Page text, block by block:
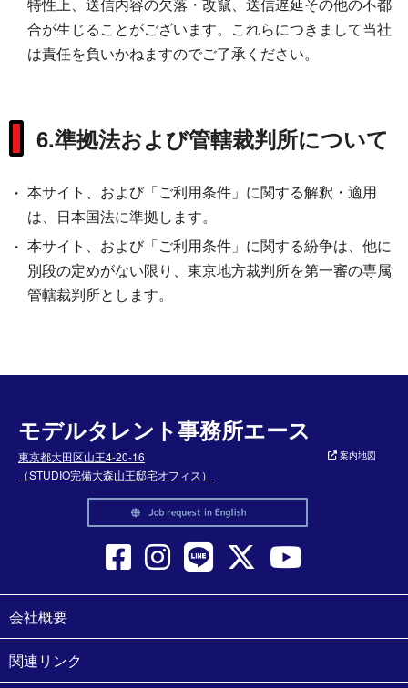
合が生じることがございます。これらにつきまして当社
は責任を負いかねますのでご了承ください。
6.準拠法および管轄裁判所について
本サイト、および「ご利用条件」に関する解釈・適用
は、日本国法に準拠します。
本サイト、および「ご利用条件」に関する紛争は、他に
別段の定めがない限り、東京地方裁判所を第一審の専属
管轄裁判所とします。
モデルタレント事務所エース
東京都大田区山王4-20-16
（STUDIO完備大森山王邸宅オフィス）
案内地図
会社概要
関連リンク